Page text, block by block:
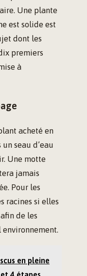
Une plante
est solide est
dont les
premiers
à
acheté en
seau d’eau
Une motte
jamais
Pour les
racines si elles
de les
en pleine